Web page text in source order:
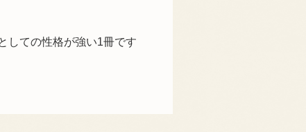
しての性格が強い1冊です